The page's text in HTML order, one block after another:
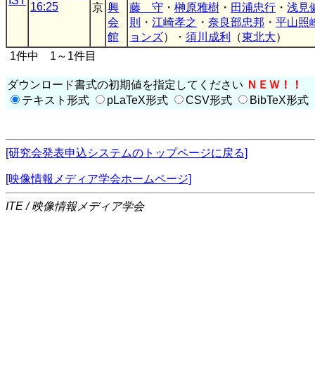
16:25
京 興
会
館
藤 守 ・ 榊原雅樹 ・ 田浦忠行 ・ 浅見
則
・ 江崎孝之 ・ 奈良部忠邦 ・ 平山照
ョンズ）・ 須川成利 （東北大）
1件中 1～1件目
ダウンロード書式の初期値を指定してください ＮＥＷ！！
テキスト形式
pLaTeX形式 CSV形式 BibTeX形式
[研究会発表申込システムのトップページに戻る]
[映像情報メディア学会ホームページ]
ITE / 映像情報メディア学会